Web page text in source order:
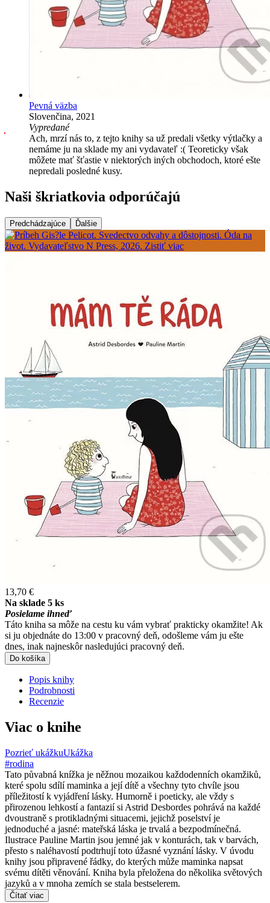
Pevná väzba
Slovenčina, 2021
Vypredané
Ach, mrzí nás to, z tejto knihy sa už predali všetky výtlačky a
nemáme ju na sklade my ani vydavateľ :( Teoreticky však
môžete mať šťastie v niektorých iných obchodoch, ktoré ešte
nepredali posledné kusy.
Naši škriatkovia odporúčajú
Predchádzajúce Ďalšie
13,70 €
Na sklade 5 ks
Posielame ihneď
Táto kniha sa môže na cestu ku vám vybrať prakticky okamžite! Ak
si ju objednáte do 13:00 v pracovný deň, odošleme vám ju ešte
dnes, inak najneskôr nasledujúci pracovný deň.
Do košíka
Popis knihy
Podrobnosti
Recenzie
Viac o knihe
Pozrieť ukážkuUkážka
#rodina
Tato půvabná knížka je něžnou mozaikou každodenních okamžiků,
které spolu sdílí maminka a její dítě a všechny tyto chvíle jsou
příležitostí k vyjádření lásky. Humorně i poeticky, ale vždy s
přirozenou lehkostí a fantazií si Astrid Desbordes pohrává na každé
dvoustraně s protikladnými situacemi, jejichž poselství je
jednoduché a jasné: mateřská láska je trvalá a bezpodmínečná.
Ilustrace Pauline Martin jsou jemné jak v konturách, tak v barvách,
přesto s naléhavostí podtrhují toto úžasné vyznání lásky. V úvodu
knihy jsou připravené řádky, do kterých může maminka napsat
svému dítěti věnování. Kniha byla přeložena do několika světových
jazyků a v mnoha zemích se stala bestselerem.
Čítať viac